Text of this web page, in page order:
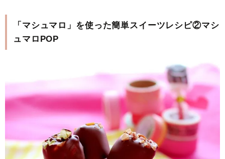
「マシュマロ」を使った簡単スイーツレシピ②マシ
ュマロPOP